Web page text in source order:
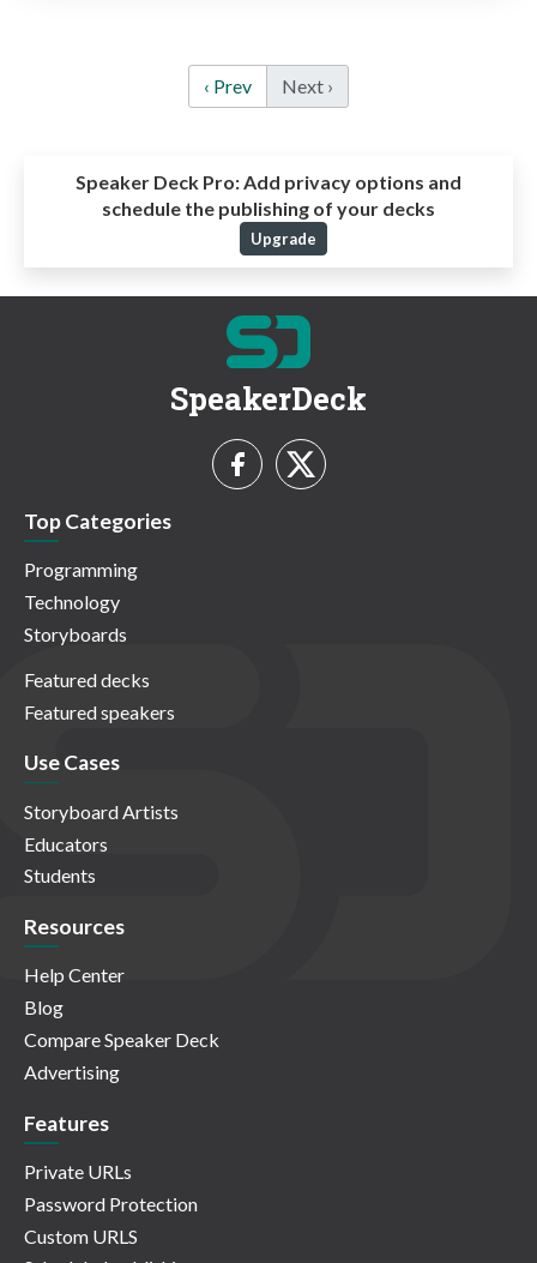
‹ Prev Next ›
Speaker Deck Pro: Add privacy options and
schedule the publishing of your decks
Upgrade
SpeakerDeck
Top Categories
Programming
Technology
Storyboards
Featured decks
Featured speakers
Use Cases
Storyboard Artists
Educators
Students
Resources
Help Center
Blog
Compare Speaker Deck
Advertising
Features
Private URLs
Password Protection
Custom URLS